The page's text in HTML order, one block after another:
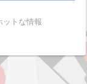
ットな情報